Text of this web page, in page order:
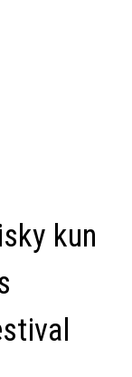
kun